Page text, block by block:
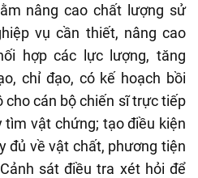
nâng cao chất lượng sử
vụ cần thiết, nâng cao
hợp các lực lượng, tăng
chỉ đạo, có kế hoạch bồi
cho cán bộ chiến sĩ trực tiếp
vật chứng; tạo điều kiện
đủ về vật chất, phương tiện
sát điều tra xét hỏi để